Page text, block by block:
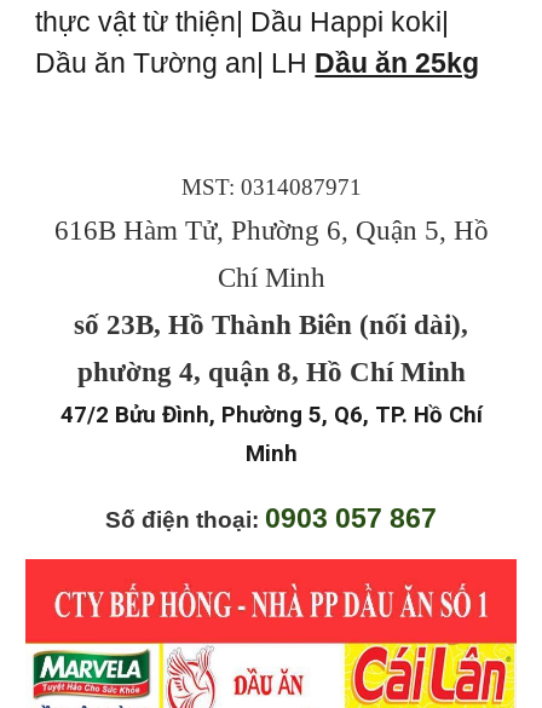
thực vật từ thiện| Dầu Happi koki|
Dầu ăn Tường an| LH Dầu ăn 25kg
MST: 0314087971
616B Hàm Tử, Phường 6, Quận 5, Hồ
Chí Minh
số 23B, Hồ Thành Biên (nối dài),
phường 4, quận 8, Hồ Chí Minh
47/2 Bửu Đình, Phường 5, Q6, TP. Hồ Chí
Minh
Số điện thoại: 0903 057 867